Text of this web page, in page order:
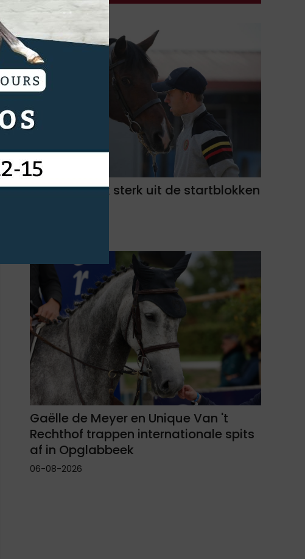
Roy van Beek sterk uit de startblokken
Gaëlle de Meyer en Unique Van 't
Rechthof trappen internationale spits
af in Opglabbeek
06-08-2026